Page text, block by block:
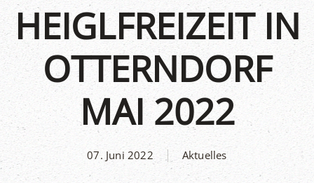
HEIGLFREIZEIT IN
OTTERNDORF
MAI 2022
07. Juni 2022 Aktuelles